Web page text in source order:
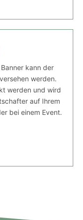
kann der
werden.
werden und wird
auf Ihrem
bei einem Event.